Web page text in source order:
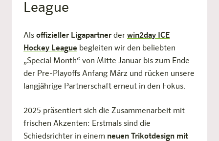
League
Als offizieller Ligapartner der win2day ICE
Hockey League begleiten wir den beliebten
„Special Month“ von Mitte Januar bis zum Ende
der Pre-Playoffs Anfang März und rücken unsere
langjährige Partnerschaft erneut in den Fokus.
2025 präsentiert sich die Zusammenarbeit mit
frischen Akzenten: Erstmals sind die
Schiedsrichter in einem neuen Trikotdesign mit